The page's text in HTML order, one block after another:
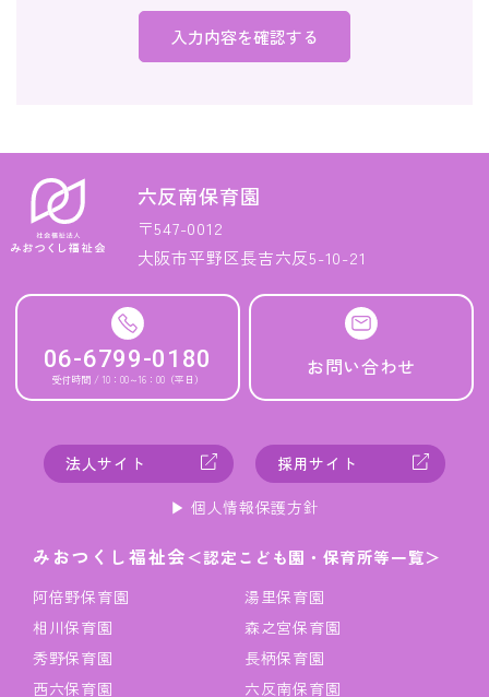
六反南保育園
〒547-0012
大阪市平野区長吉六反5-10-21
06-6799-0180
受付時間 / 10：00～16：00（平日）
お問い合わせ
法人サイト
採用サイト
▶︎ 個人情報保護方針
みおつくし福祉会＜認定こども園・保育所等一覧＞
阿倍野保育園
湯里保育園
相川保育園
森之宮保育園
秀野保育園
長柄保育園
西六保育園
六反南保育園